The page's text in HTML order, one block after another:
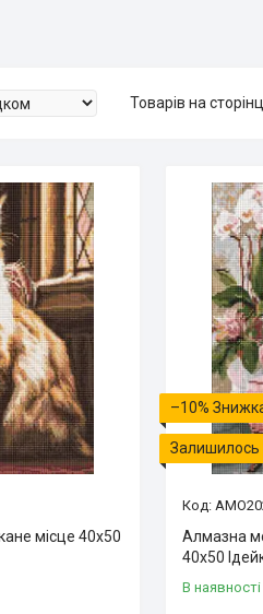
місце 40х50
–10%
Залишилось
Алмазна
40х50
В наявності